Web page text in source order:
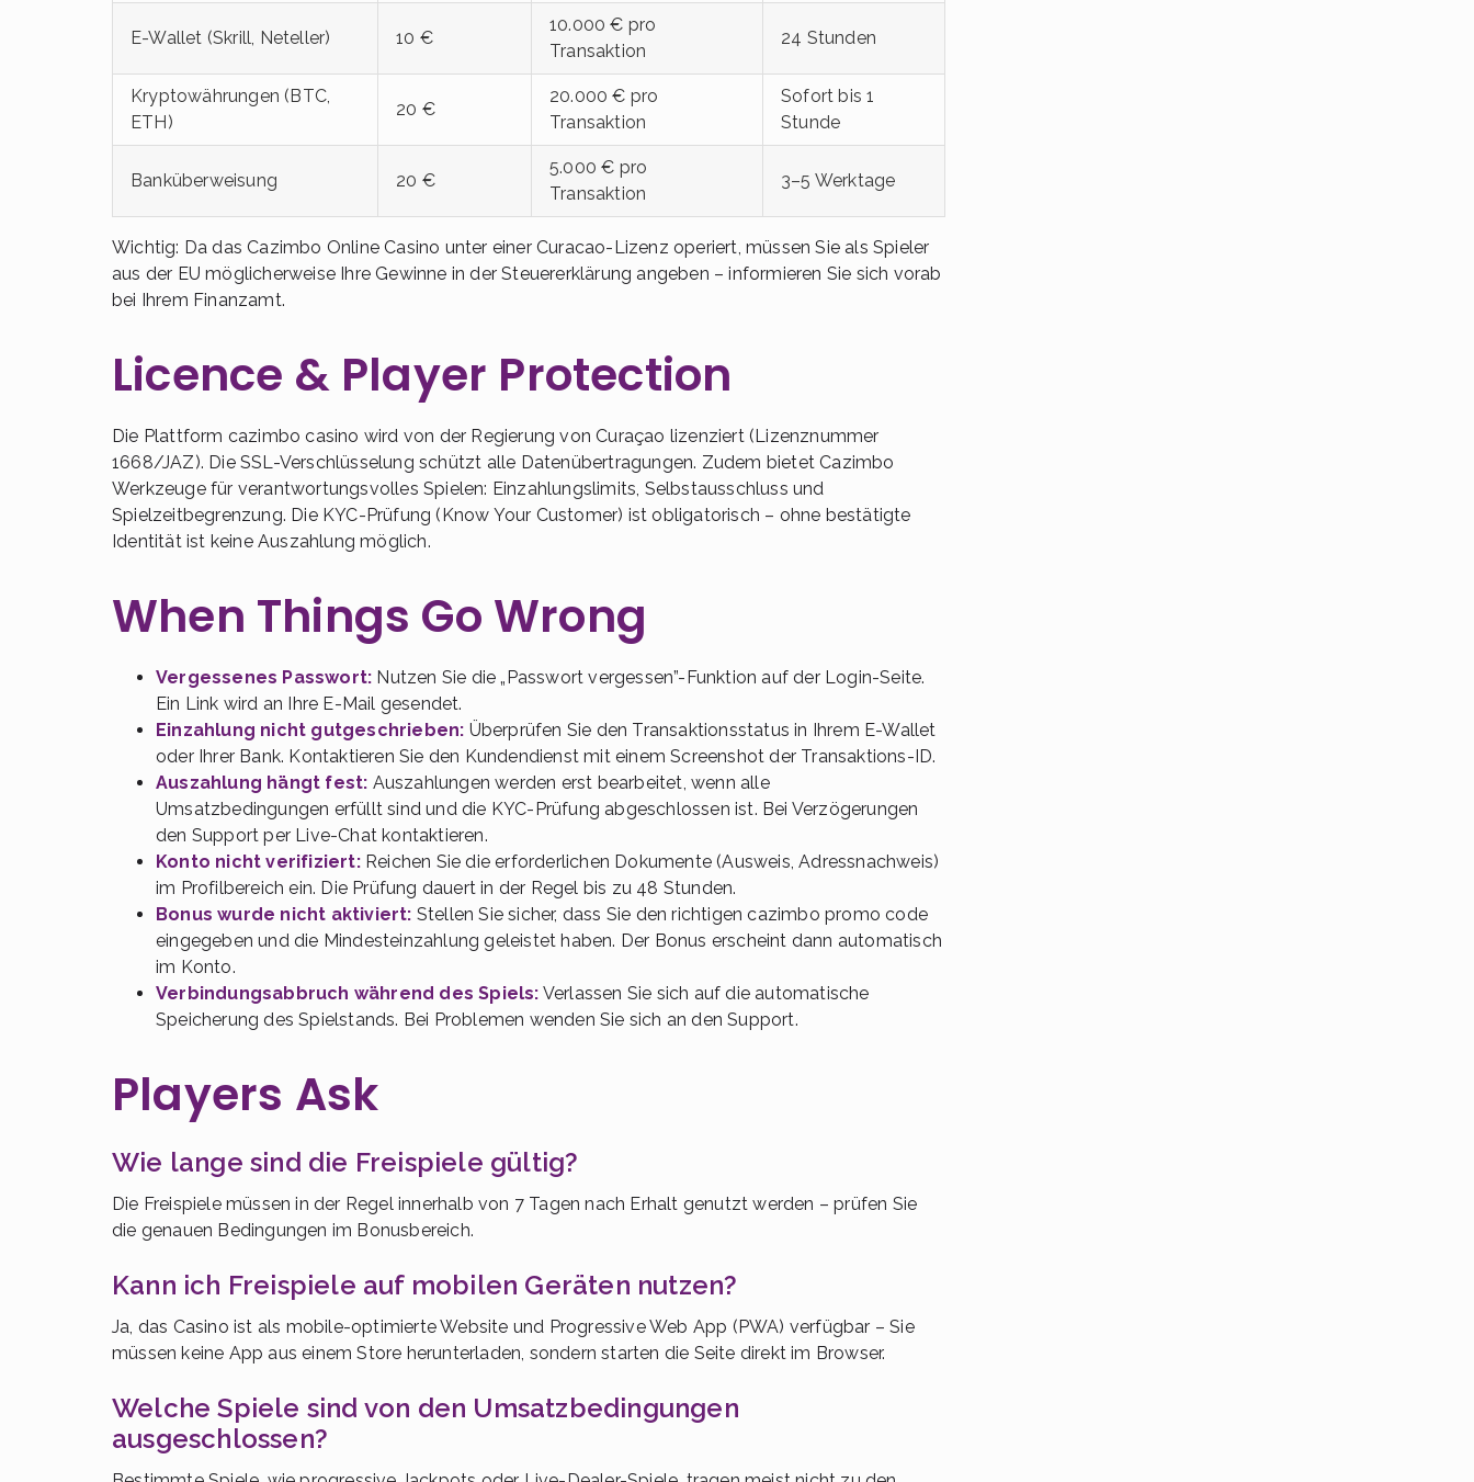
E-Wallet (Skrill, Neteller) 10 €
10.000 € pro
Transaktion
24 Stunden
Kryptowährungen (BTC,
ETH)
20 €
20.000 € pro
Transaktion
Sofort bis 1
Stunde
Banküberweisung 20 €
5.000 € pro
Transaktion
3–5 Werktage
Wichtig: Da das Cazimbo Online Casino unter einer Curacao-Lizenz operiert, müssen Sie als Spieler
aus der EU möglicherweise Ihre Gewinne in der Steuererklärung angeben – informieren Sie sich vorab
bei Ihrem Finanzamt.
Licence & Player Protection
Die Plattform cazimbo casino wird von der Regierung von Curaçao lizenziert (Lizenznummer
1668/JAZ). Die SSL-Verschlüsselung schützt alle Datenübertragungen. Zudem bietet Cazimbo
Werkzeuge für verantwortungsvolles Spielen: Einzahlungslimits, Selbstausschluss und
Spielzeitbegrenzung. Die KYC-Prüfung (Know Your Customer) ist obligatorisch – ohne bestätigte
Identität ist keine Auszahlung möglich.
When Things Go Wrong
Vergessenes Passwort: Nutzen Sie die „Passwort vergessen”-Funktion auf der Login-Seite.
Ein Link wird an Ihre E-Mail gesendet.
Einzahlung nicht gutgeschrieben: Überprüfen Sie den Transaktionsstatus in Ihrem E-Wallet
oder Ihrer Bank. Kontaktieren Sie den Kundendienst mit einem Screenshot der Transaktions-ID.
Auszahlung hängt fest: Auszahlungen werden erst bearbeitet, wenn alle
Umsatzbedingungen erfüllt sind und die KYC-Prüfung abgeschlossen ist. Bei Verzögerungen
den Support per Live-Chat kontaktieren.
Konto nicht verifiziert:Reichen Sie die erforderlichen Dokumente (Ausweis, Adressnachweis)
im Profilbereich ein. Die Prüfung dauert in der Regel bis zu 48 Stunden.
Bonus wurde nicht aktiviert: Stellen Sie sicher, dass Sie den richtigen cazimbo promo code
eingegeben und die Mindesteinzahlung geleistet haben. Der Bonus erscheint dann automatisch
im Konto.
Verbindungsabbruch während des Spiels: Verlassen Sie sich auf die automatische
Speicherung des Spielstands. Bei Problemen wenden Sie sich an den Support.
Players Ask
Wie lange sind die Freispiele gültig?
Die Freispiele müssen in der Regel innerhalb von 7 Tagen nach Erhalt genutzt werden – prüfen Sie
die genauen Bedingungen im Bonusbereich.
Kann ich Freispiele auf mobilen Geräten nutzen?
Ja, das Casino ist als mobile-optimierte Website und Progressive Web App (PWA) verfügbar – Sie
müssen keine App aus einem Store herunterladen, sondern starten die Seite direkt im Browser.
Welche Spiele sind von den Umsatzbedingungen
ausgeschlossen?